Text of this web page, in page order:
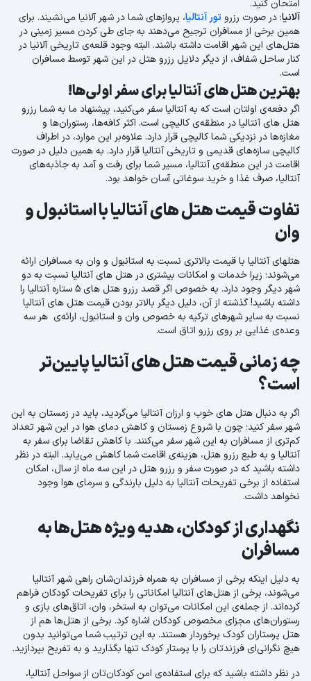
امتحان کنید.
آلانیا: در صورت رزرو تور آنتالیا، پروازهای شما در شهر آلانیا می‌نشیند. برای
همین برخی از مسافران ترجیح می‌دهند به جای طی کردن مسیر زمینی در
هتل‌های این شهر اقامت داشته باشند. البته وجود قلعه‌ی تاریخی آلانیا در
کنار ساحل شفاف، از دیگر دلایل رزرو هتل در این شهر توسط مسافران
است.
بهترین هتل های آنتالیا برای سفر اولی‌ها!
اگر دفعه‌ی اولتان است که به آنتالیا سفر می‌کنید، پیشنهاد ما به شما رزرو
هتل های آنتالیا در منطقه‌ی کالیچی است. اکثر کافه‌ها، رستوران‌ها و
مغازه‌ها در نزدیکی شما کالیچی قرار دارد. علاوه‌بر این موارد، در اطراف
کالیچی سازه‌های قدیمی و تاریخی آنتالیا قرار دارد. به همین دلیل در صورت
اقامت در این منطقه‌ی آنتالیا، مسیر شما برای رفت و آمد به جاذبه‌های
آنتالیا، صرف غذا و خرید سوغاتی آسان خواهد بود.
تفاوت قیمت هتل های آنتالیا با استانبول و
وان
هتلهای آنتالیا با قیمت بالاتری نسبت به استانبول و وان به مسافران ارائه
می‌شوند؛ زیرا خدمات و امکانات بیشتری در هتل های آنتالیا نسبت به دو
شهر دیگر وجود دارد. به خصوص اگر قصد رزرو هتل های 5 ستاره آنتالیا را
داشته باشید! گذشته از آن، دلیل دیگر بالاتر بودن قیمت هتل های آنتالیا
نسبت به سایر شهرهای ترکیه به خصوص وان و استانبول، ارائه‌ی هر سه
وعده‌ی غذایی بر روی رزرو اتاق است.
چه زمانی قیمت هتل های آنتالیا پایین‌تر
است؟
اگر به دنبال هتل های خوب و ارزان آنتالیا می‌گردید، باید در زمستان به این
شهر سفر کنید؛ چون با شروع زمستان و کاهش دمای هوا در این شهر تعداد
کم‌تری از مسافران به این شهر سفر می‌کنند. با کاهش تقاضا برای سفر به
آنتالیا و به طبع رزرو هتل، هزینه‌ی اقامت شما کاهش می‌یابد. البته در نظر
داشته باشید که در صورت سفر و رزرو هتل در این سه ماه از سال، امکان
استفاده از برخی تفریحات آنتالیا به دلیل بارندگی و سرمای هوا وجود
نخواهد داشت.
نگهداری از کودکان، هدیه ویژه هتل‌ها به
مسافران
به دلیل اینکه برخی از مسافران به همراه فرزندان‌شان راهی شهر آنتالیا
می‌شوند، برخی از هتل‌های آنتالیا امکاناتی را برای تفریحات کودکان فراهم
کرده‌اند. از جمله‌ی این امکانات می‌توان به استخر، وان، اتاق‌های بازی و
رستوران‌های مجزای مخصوص کودکان اشاره کرد. برخی از هتل‌ها هم از
هتل پرستاران کودک برخوردار هستند. به این ترتیب شما می‌توانید بدون
هیچ نگرانی‌ای فرزندتان را با پرستار کودک تنها بگذارید و به تفریح بپردازید.
در نظر داشته باشید که برای استفاده‌ی امن کودکان‌تان از سواحل آنتالیا،